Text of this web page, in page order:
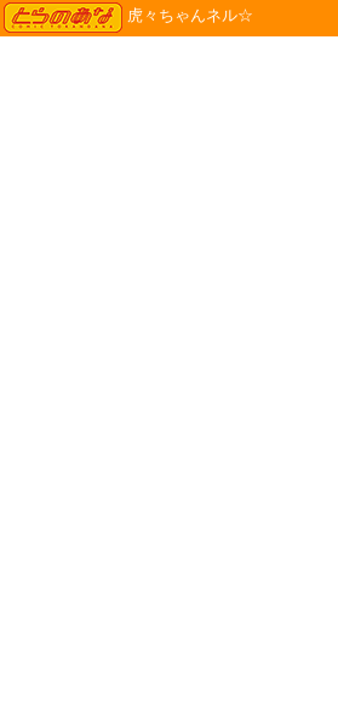
TORANOANA
虎々ちゃんネル☆